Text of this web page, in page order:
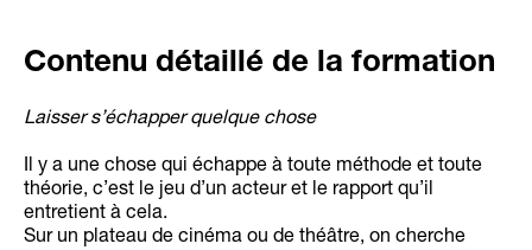
Contenu détaillé de la formation
Laisser s’échapper quelque chose
Il y a une chose qui échappe à toute méthode et toute
théorie, c’est le jeu d’un acteur et le rapport qu’il
entretient à cela.
Sur un plateau de cinéma ou de théâtre, on cherche